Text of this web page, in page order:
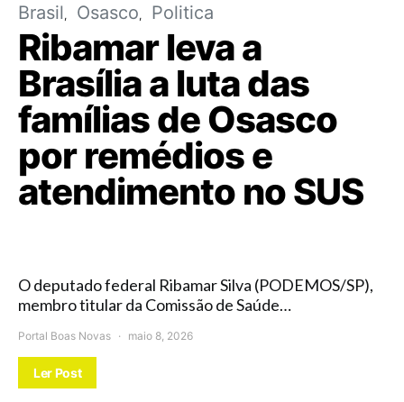
Brasil Osasco Politica
Ribamar leva a
Brasília a luta das
famílias de Osasco
por remédios e
atendimento no SUS
O deputado federal Ribamar Silva (PODEMOS/SP),
membro titular da Comissão de Saúde…
Portal Boas Novas maio 8, 2026
Ler Post